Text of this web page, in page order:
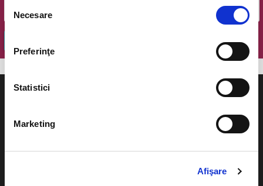
consimțământului
Necesare
Preferinţe
Statistici
Marketing
Afişare
Cum comand bilete?